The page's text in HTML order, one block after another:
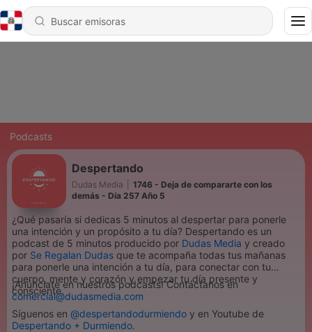
Podcasts
Despertando
Dudas Media
1746 - Deja de compararte con los
demás - Día 257 Año 5
¿Qué pasaría si dedicas 5 minutos al despertar para ponerle
una intención y un propósito a tu día? Despertando es un
podcast de 5 minutos producido por Dudas Media y creado
por Se Regalan Dudas que te acompaña todas tus mañanas
para ponerle una intención a tu día, para conectar con tu
cuerpo, mente y corazón y empezar tu día presente y
consciente.
¡Anúnciate en nuestros podcasts! Contáctanos en
comercial@dudasmedia.com
Síguenos en @despertandodurmiendo y en Youtube de
Despertando + Durmiendo.